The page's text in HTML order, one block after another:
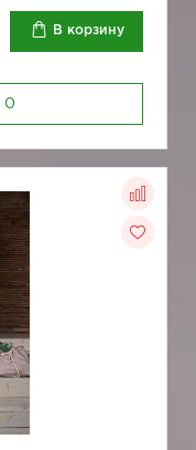
В корзину
0